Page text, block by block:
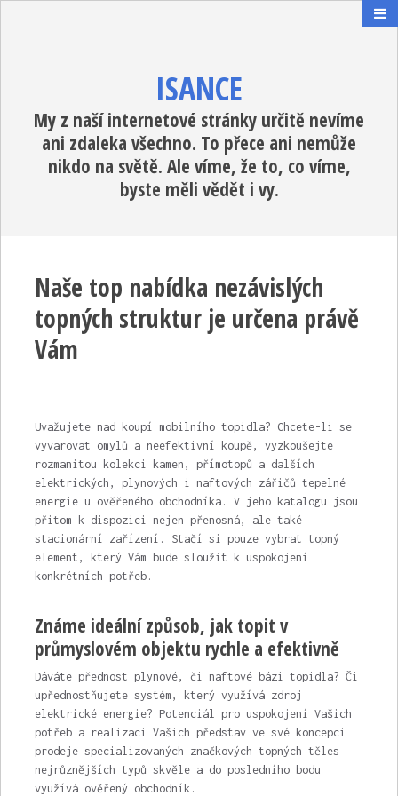
ISANCE
My z naší internetové stránky určitě nevíme
ani zdaleka všechno. To přece ani nemůže
nikdo na světě. Ale víme, že to, co víme,
byste měli vědět i vy.
Naše top nabídka nezávislých
topných struktur je určena právě
Vám
Uvažujete nad koupí mobilního topidla? Chcete-li se
vyvarovat omylů a neefektivní koupě, vyzkoušejte
rozmanitou kolekci kamen, přímotopů a dalších
elektrických, plynových i naftových zářičů tepelné
energie u ověřeného obchodníka. V jeho katalogu jsou
přitom k dispozici nejen přenosná, ale také
stacionární zařízení. Stačí si pouze vybrat topný
element, který Vám bude sloužit k uspokojení
konkrétních potřeb.
Známe ideální způsob, jak topit v
průmyslovém objektu rychle a efektivně
Dáváte přednost plynové, či naftové bázi topidla? Či
upřednostňujete systém, který využívá zdroj
elektrické energie? Potenciál pro uspokojení Vašich
potřeb a realizaci Vašich představ ve své koncepci
prodeje specializovaných značkových topných těles
nejrůznějších typů skvěle a do posledního bodu
využívá ověřený obchodník.